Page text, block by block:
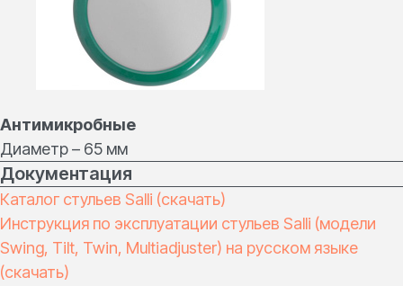
Антимикробные
Диаметр – 65 мм
Документация
Каталог стульев Salli (скачать)
Инструкция по эксплуатации стульев Salli (модели
Swing, Tilt, Twin, Multiadjuster) на русском языке
(скачать)
ОГРН: 1187847111209
ИНН: 7813610774
КПП: 780401001
связи
zakaz@salli.pro
+7 (495) 108 75 72
Каталог
Классическая серия
FAQ
Контакты
Оплата и доставка